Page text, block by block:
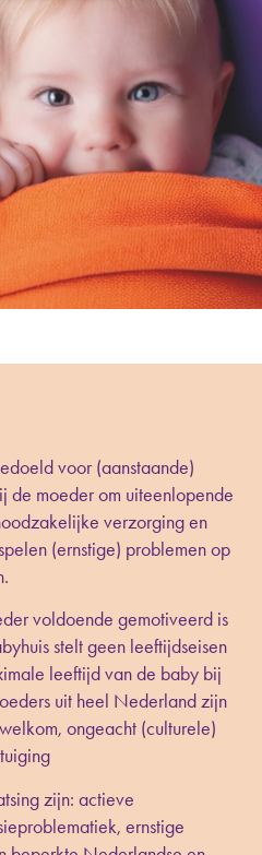
voor (aanstaande)
de moeder om uiteenlopende
verzorging en
(ernstige) problemen op
voldoende gemotiveerd is
stelt geen leeftijdseisen
leeftijd van de baby bij
uit heel Nederland zijn
ongeacht (culturele)
zijn: actieve
ernstige